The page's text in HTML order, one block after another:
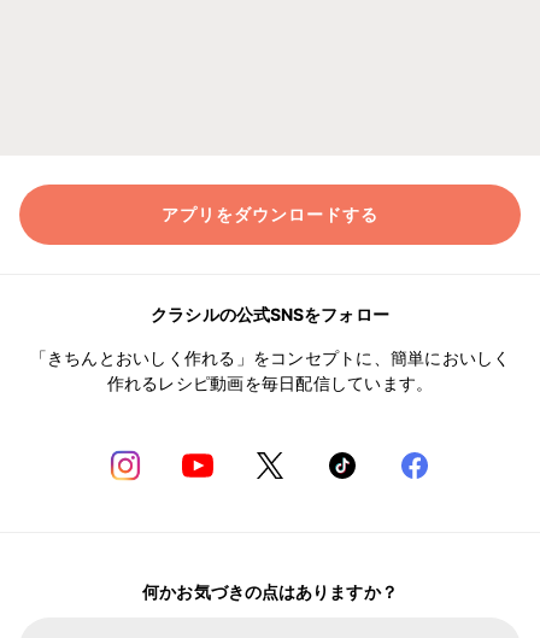
アプリをダウンロードする
クラシルの公式SNSをフォロー
「きちんとおいしく作れる」をコンセプトに、簡単においしく
作れるレシピ動画を毎日配信しています。
何かお気づきの点はありますか？